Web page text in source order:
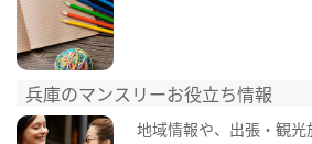
兵庫のマンスリーお役立ち情報
地域情報や、出張・観